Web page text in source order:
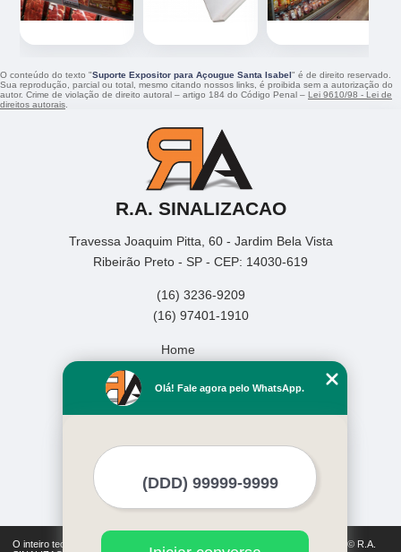
O conteúdo do texto "Suporte Expositor para Açougue Santa Isabel" é de direito reservado.
Sua reprodução, parcial ou total, mesmo citando nossos links, é proibida sem a autorização do
autor. Crime de violação de direito autoral – artigo 184 do Código Penal – Lei 9610/98 - Lei de
direitos autorais.
R.A. SINALIZACAO
Travessa Joaquim Pitta, 60 - Jardim Bela Vista
Ribeirão Preto - SP - CEP: 14030-619
(16) 3236-9209
(16) 97401-1910
Home
Missão
O inteiro teor deste site está sujeito à proteção de direitos autorais. Copyright© R.A.
Olá! Fale agora pelo WhatsApp.